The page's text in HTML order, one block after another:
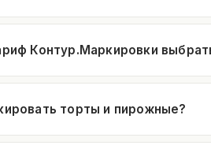
Контур.Маркировки
торты и пирожные?